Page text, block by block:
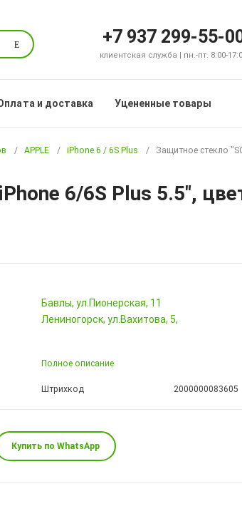
Поиск +7 937 299-55-
клиентская служба | пн.-пт. 8:00-
и доставка Уцененные товары
APPLE iPhone 6 / 6S Plus
Защитное стекло
6/6S Plus 5.5",
Бавлы, ул.Пионерская, 11
Лениногорск, ул.Вахитова, 5,
Полное описание
Штрихкод 2000000083605
Купить по WhatsApp